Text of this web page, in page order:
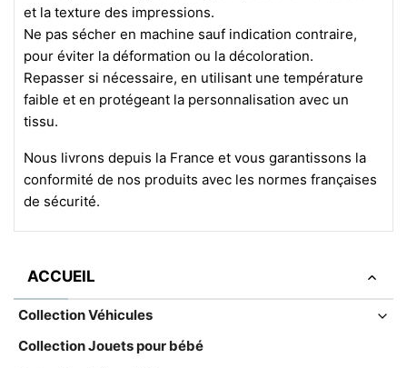
et la texture des impressions.
Ne pas sécher en machine sauf indication contraire,
pour éviter la déformation ou la décoloration.
Repasser si nécessaire, en utilisant une température
faible et en protégeant la personnalisation avec un
tissu.
Nous livrons depuis la France et vous garantissons la
conformité de nos produits avec les normes françaises
de sécurité.
ACCUEIL
Collection Véhicules
Collection Jouets pour bébé